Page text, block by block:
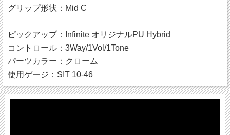
グリップ形状：Mid C
ピックアップ：Infinite オリジナルPU Hybrid
コントロール：3Way/1Vol/1Tone
パーツカラー：クローム
使用ゲージ：SIT 10-46